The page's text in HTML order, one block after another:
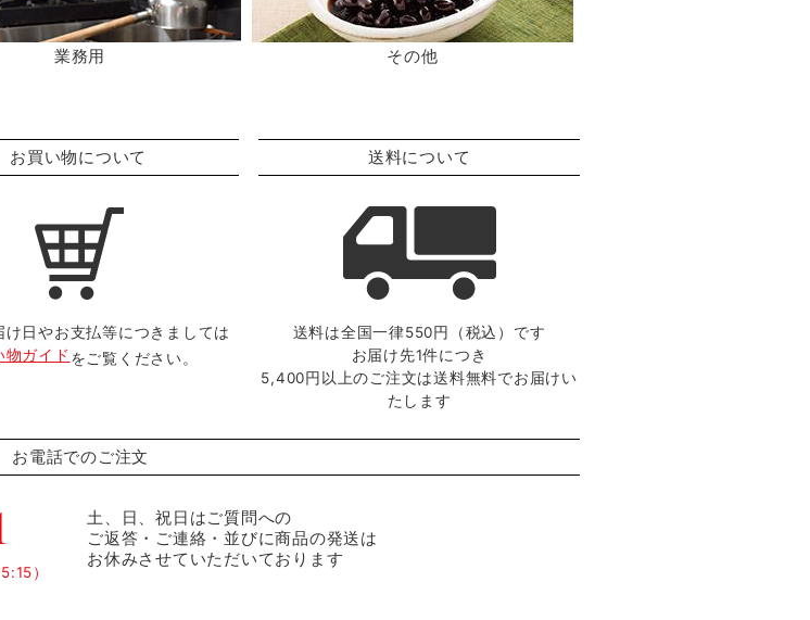
業務用 その他
お買い物について
け日やお支払等につきましては
物ガイドをご覧ください。
送料について
送料は全国一律550円（税込）です
お届け先1件につき
5,400円以上のご注文は送料無料でお届けい
たします
お電話でのご注文
）
土、日、祝日はご質問への
ご返答・ご連絡・並びに商品の発送は
お休みさせていただいております